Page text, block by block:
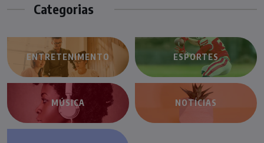
Categorias
ENTRETENIMENTO ESPORTES
MÚSICA NOTÍCIAS